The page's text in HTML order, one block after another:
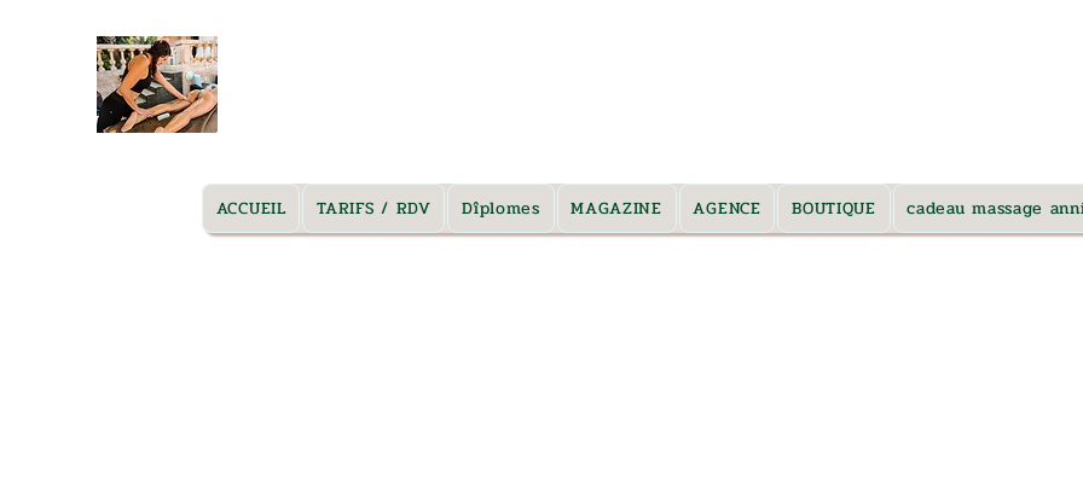
ACCUEIL TARIFS / RDV Dîplomes MAGAZINE AGENCE BOUTIQUE cadeau massage